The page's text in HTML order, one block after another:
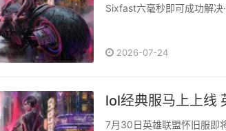
Sixfast六毫秒即可成功解决
2026-07-24
lol经典服马上上线
7月30日英雄联盟怀旧服即